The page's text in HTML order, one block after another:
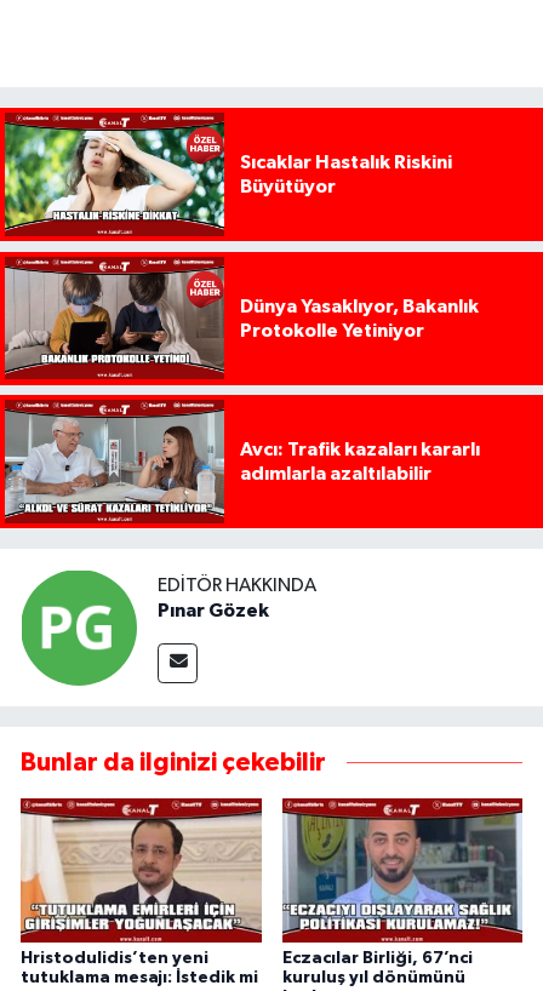
Sıcaklar Hastalık Riskini
Büyütüyor
Dünya Yasaklıyor, Bakanlık
Protokolle Yetiniyor
Avcı: Trafik kazaları kararlı
adımlarla azaltılabilir
EDITÖR HAKKINDA
Pınar Gözek
Bunlar da ilginizi çekebilir
Hristodulidis’ten yeni
tutuklama mesajı: İstedik mi
Eczacılar Birliği, 67’nci
kuruluş yıl dönümünü